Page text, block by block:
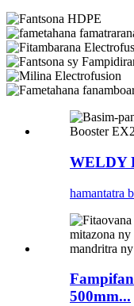
WELDY
hamantatra
500mm...